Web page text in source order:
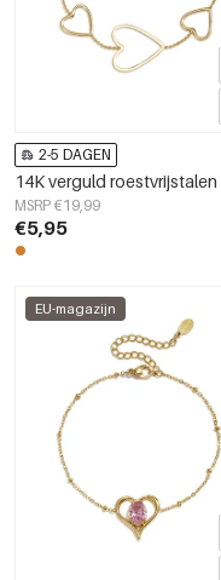
2-5 DAGEN
MSRP €19,99
€5,95
EU-magazijn